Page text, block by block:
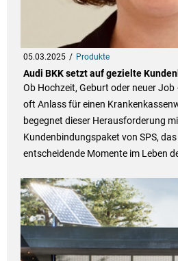
05.03.2025 Produkte
Audi BKK setzt auf gezielte
Ob Hochzeit, Geburt oder neuer Job
oft Anlass für einen
begegnet dieser Herausforderung
Kundenbindungspaket von SPS,
entscheidende Momente im Leben